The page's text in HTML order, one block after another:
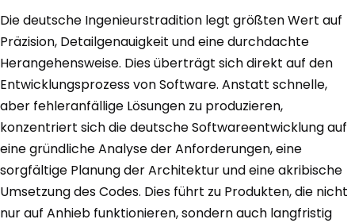
Die deutsche Ingenieurstradition legt größten Wert auf
Präzision, Detailgenauigkeit und eine durchdachte
Herangehensweise. Dies überträgt sich direkt auf den
Entwicklungsprozess von Software. Anstatt schnelle,
aber fehleranfällige Lösungen zu produzieren,
konzentriert sich die deutsche Softwareentwicklung auf
eine gründliche Analyse der Anforderungen, eine
sorgfältige Planung der Architektur und eine akribische
Umsetzung des Codes. Dies führt zu Produkten, die nicht
nur auf Anhieb funktionieren, sondern auch langfristig